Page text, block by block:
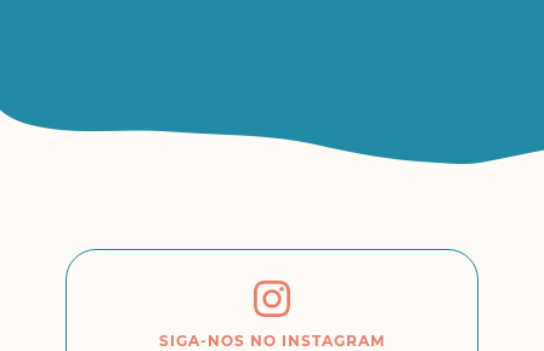
SIGA-NOS NO INSTAGRAM